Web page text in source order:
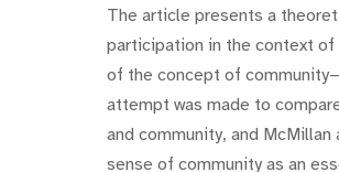
The article presents a
participation in the context
of the concept of
attempt was made to
and community, and
sense of community as an